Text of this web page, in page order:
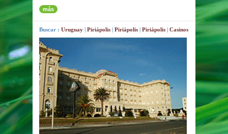
más
Buscar :Uruguay |Piriápolis |Piriápolis |Piriápolis |Casinos